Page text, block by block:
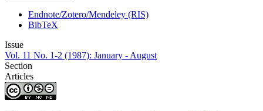
Endnote/Zotero/Mendeley (RIS)
BibTeX
Issue
Vol. 11 No. 1-2 (1987): January - August
Section
Articles